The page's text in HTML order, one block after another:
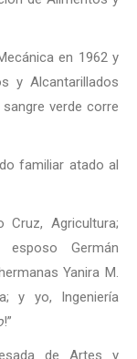
en 1962 y
y Alcantarillados
verde corre
familiar atado al
Cruz, Agricultura;
esposo Germán
Yanira M.
y yo, Ingeniería
!”
de Artes y